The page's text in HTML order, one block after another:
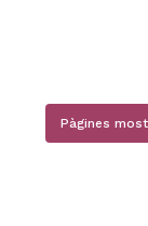
Pàgines